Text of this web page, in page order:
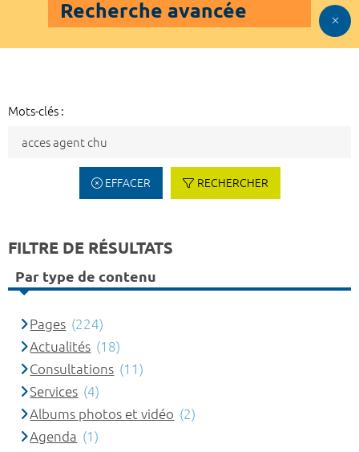
Recherche avancée
Mots-clés :
EFFACER RECHERCHER
FILTRE DE RÉSULTATS
Par type de contenu
Pages (224)
Actualités (18)
Consultations (11)
Services (4)
Albums photos et vidéo (2)
Agenda (1)